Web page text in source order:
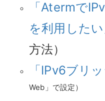
「Atermで
を利用したい
方法）
「IPv6ブリ
Web」で設定）